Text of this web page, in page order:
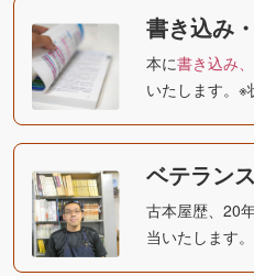
書き込み
本に書き込み
いたします。※
ベテラン
古本屋歴、20
当いたします。